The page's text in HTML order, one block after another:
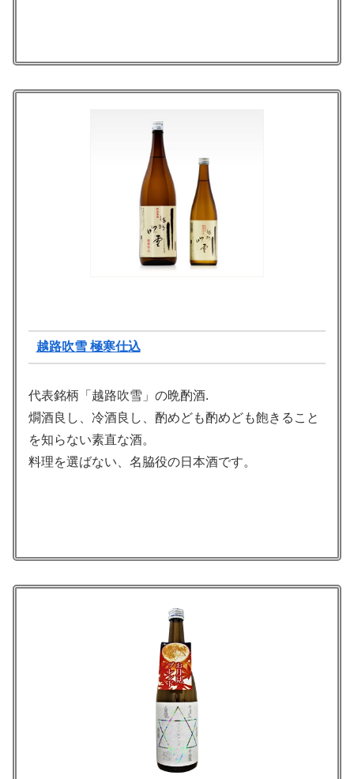
越路吹雪 極寒仕込
代表銘柄「越路吹雪」の晩酌酒.
燗酒良し、冷酒良し、酌めども酌めども飽きること
を知らない素直な酒。
料理を選ばない、名脇役の日本酒です。